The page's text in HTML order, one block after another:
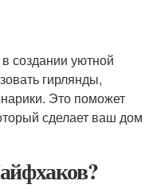
создании уютной
гирлянды,
Это поможет
сделает ваш дом